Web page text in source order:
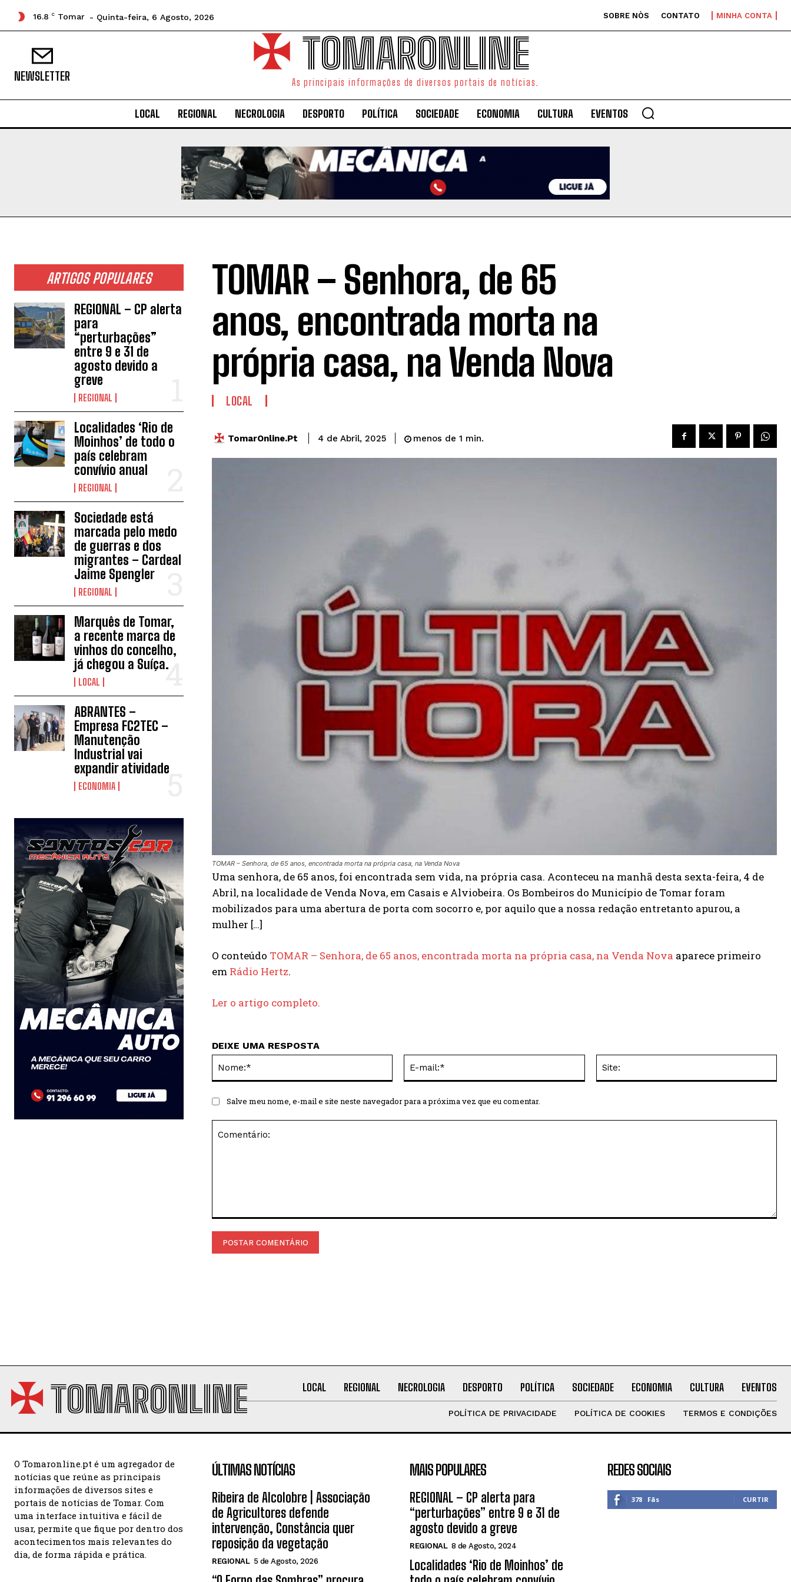
16.8 C Tomar - Quinta-feira, 6 Agosto, 2026 SOBRE NÒS CONTATO MINHA CONTA
NEWSLETTER TOMARONLINE
As principais informações de diversos portais de notícias.
LOCAL REGIONAL NECROLOGIA DESPORTO POLÍTICA SOCIEDADE ECONOMIA CULTURA EVENTOS
ARTIGOS POPULARES
REGIONAL – CP alerta
para
“perturbações”
entre 9 e 31 de
agosto devido a
greve
REGIONAL
Localidades ‘Rio de
Moinhos’ de todo o
país celebram
convívio anual
REGIONAL
Sociedade está
marcada pelo medo
de guerras e dos
migrantes – Cardeal
Jaime Spengler
REGIONAL
Marquês de Tomar,
a recente marca de
vinhos do concelho,
já chegou a Suíça.
LOCAL
ABRANTES –
Empresa FC2TEC –
Manutenção
Industrial vai
expandir atividade
ECONOMIA
TOMAR – Senhora, de 65
anos, encontrada morta na
própria casa, na Venda Nova
LOCAL
TomarOnline.pt 4 de Abril, 2025 menos de 1 min.
TOMAR – Senhora, de 65 anos, encontrada morta na própria casa, na Venda Nova
Uma senhora, de 65 anos, foi encontrada sem vida, na própria casa. Aconteceu na manhã desta sexta-feira, 4 de
Abril, na localidade de Venda Nova, em Casais e Alviobeira. Os Bombeiros do Município de Tomar foram
mobilizados para uma abertura de porta com socorro e, por aquilo que a nossa redação entretanto apurou, a
mulher […]
O conteúdo TOMAR – Senhora, de 65 anos, encontrada morta na própria casa, na Venda Nova aparece primeiro
em Rádio Hertz.
Ler o artigo completo.
DEIXE UMA RESPOSTA
mail:*
Salve meu nome, e-mail e site neste navegador para a próxima vez que eu comentar.
TOMARONLINE LOCAL REGIONAL NECROLOGIA DESPORTO POLÍTICA SOCIEDADE ECONOMIA CULTURA EVENTOS
POLÍTICA DE PRIVACIDADE POLÍTICA DE COOKIES TERMOS E CONDIÇÕES
O Tomaronline.pt é um agregador de
notícias que reúne as principais
informações de diversos sites e
portais de notícias de Tomar. Com
uma interface intuitiva e fácil de
usar, permite que fique por dentro dos
acontecimentos mais relevantes do
dia, de forma rápida e prática.
ÚLTIMAS NOTÍCIAS
Ribeira de Alcolobre | Associação
de Agricultores defende
intervenção, Constância quer
reposição da vegetação
REGIONAL 5 de Agosto, 2026
MAIS POPULARES
REGIONAL – CP alerta para
“perturbações” entre 9 e 31 de
agosto devido a greve
REGIONAL 8 de Agosto, 2024
Localidades ‘Rio de Moinhos’ de
REDES SOCIAIS
378 Fãs CURTIR